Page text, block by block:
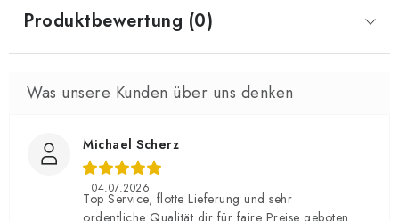
Produktbewertung (0)
Michael Scherz
04.07.2026
Top Service, flotte Lieferung und sehr
ordentliche Qualität dir für faire Preise geboten